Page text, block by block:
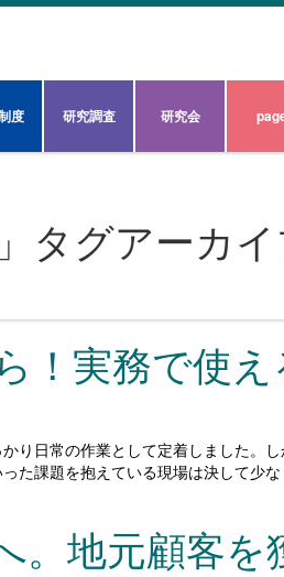
度 研究調査 研究会
」タグアーカ
！実務で使
り日常の作業として定着しました。
た課題を抱えている現場は決して少な
。地元顧客